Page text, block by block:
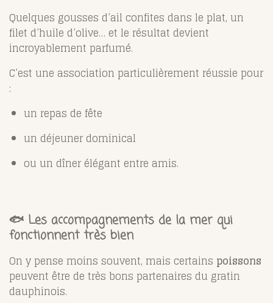
Quelques gousses d’ail confites dans le plat, un
filet d’huile d’olive… et le résultat devient
incroyablement parfumé.
C’est une association particulièrement réussie pour
:
un repas de fête
un déjeuner dominical
ou un dîner élégant entre amis.
🐟 Les accompagnements de la mer qui
fonctionnent très bien
On y pense moins souvent, mais certains poissons
peuvent être de très bons partenaires du gratin
dauphinois.